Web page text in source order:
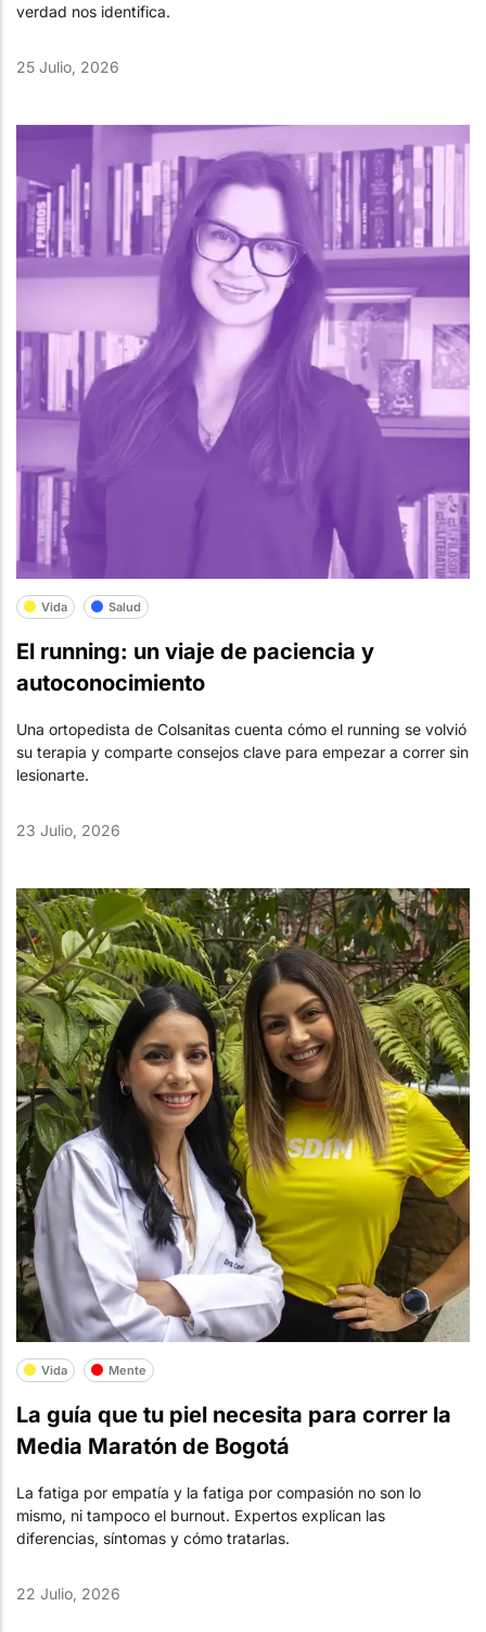
verdad nos identifica.
25 Julio, 2026
Vida Salud
El running: un viaje de paciencia y
autoconocimiento
Una ortopedista de Colsanitas cuenta cómo el running se volvió
su terapia y comparte consejos clave para empezar a correr sin
lesionarte.
23 Julio, 2026
Vida Mente
La guía que tu piel necesita para correr la
Media Maratón de Bogotá
La fatiga por empatía y la fatiga por compasión no son lo
mismo, ni tampoco el burnout. Expertos explican las
diferencias, síntomas y cómo tratarlas.
22 Julio, 2026